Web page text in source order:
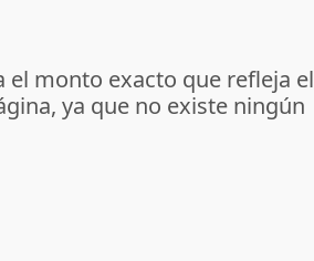
el monto exacto que refleja el
ya que no existe ningún